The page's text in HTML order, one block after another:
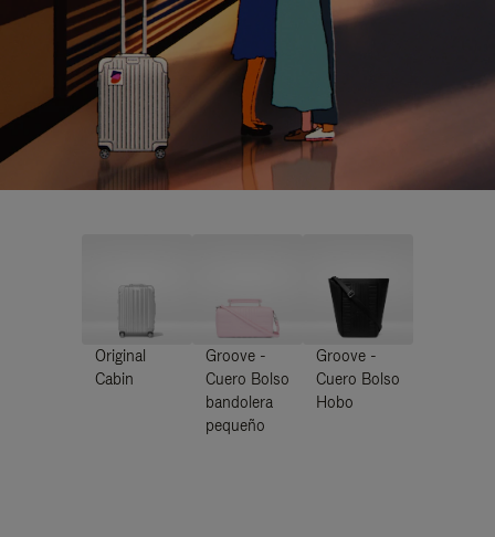
Original
Cabin
Groove -
Cuero Bolso
bandolera
pequeño
Groove -
Cuero Bolso
Hobo